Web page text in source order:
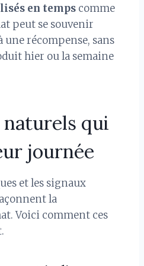
en temps comme
peut se souvenir
une récompense, sans
hier ou la semaine
naturels qui
journée
et les signaux
la
Voici comment ces